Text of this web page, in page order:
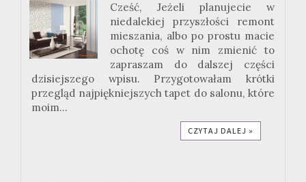
Cześć, Jeżeli planujecie w
niedalekiej przyszłości remont
mieszania, albo po prostu macie
ochotę coś w nim zmienić to
zapraszam do dalszej części
dzisiejszego wpisu. Przygotowałam krótki
przegląd najpiękniejszych tapet do salonu, które
moim...
CZYTAJ DALEJ »